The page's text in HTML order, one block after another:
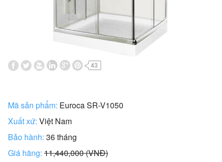
Mã sản phẩm: Euroca SR-V1050
Xuất xứ: Việt Nam
Bảo hành: 36 tháng
Giá hãng: 11,440,000 (VNĐ)